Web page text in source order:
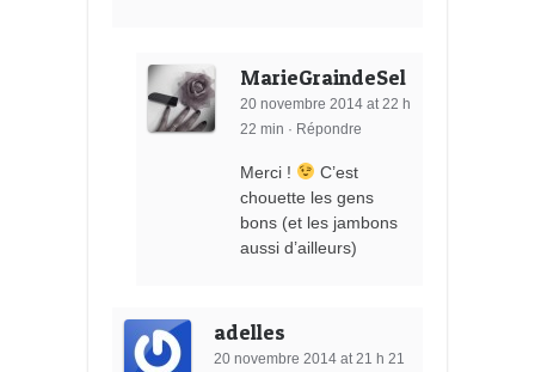
MarieGraindeSel
20 novembre 2014 at 22 h
22 min · Répondre
Merci !
C’est
chouette les gens
bons (et les jambons
aussi d’ailleurs)
adelles
20 novembre 2014 at 21 h 21